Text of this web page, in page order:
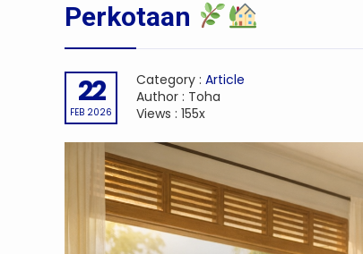
Perkotaan
22
FEB 2026
Category : Article
Author : Toha
Views : 155x